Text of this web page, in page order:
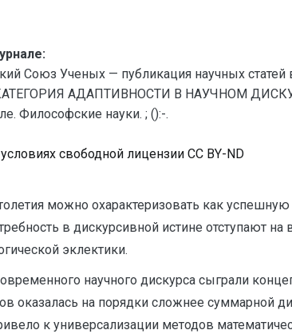
Союз Ученых — публикация научных
АДАПТИВНОСТИ В НАУЧНОМ
Философские науки. ; ():-.
свободной лицензии CC BY-ND
можно охарактеризовать как
в дискурсивной истине отступают
эклектики.
научного дискурса сыграли
оказалась на порядки сложнее суммарной
к универсализации методов